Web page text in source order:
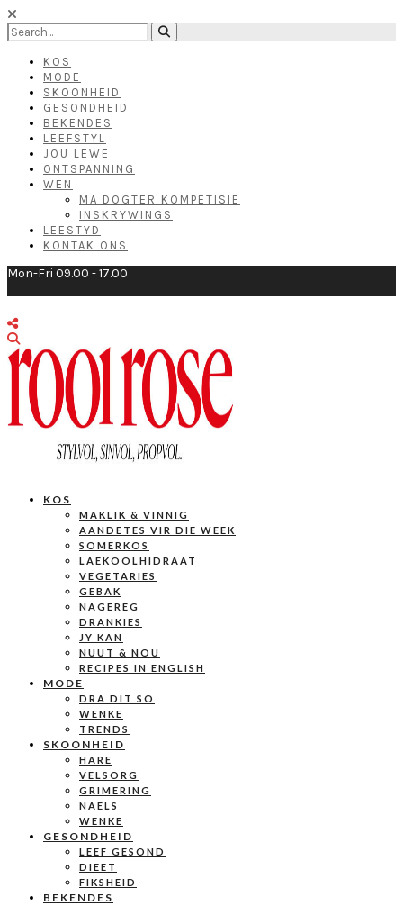
KOS
MODE
SKOONHEID
GESONDHEID
BEKENDES
LEEFSTYL
JOU LEWE
ONTSPANNING
WEN
MA DOGTER KOMPETISIE
INSKRYWINGS
LEESTYD
KONTAK ONS
Mon-Fri 09.00 - 17.00
KOS
MAKLIK & VINNIG
AANDETES VIR DIE WEEK
SOMERKOS
LAEKOOLHIDRAAT
VEGETARIES
GEBAK
NAGEREG
DRANKIES
JY KAN
NUUT & NOU
RECIPES IN ENGLISH
MODE
DRA DIT SO
WENKE
TRENDS
SKOONHEID
HARE
VELSORG
GRIMERING
NAELS
WENKE
GESONDHEID
LEEF GESOND
DIEET
FIKSHEID
BEKENDES